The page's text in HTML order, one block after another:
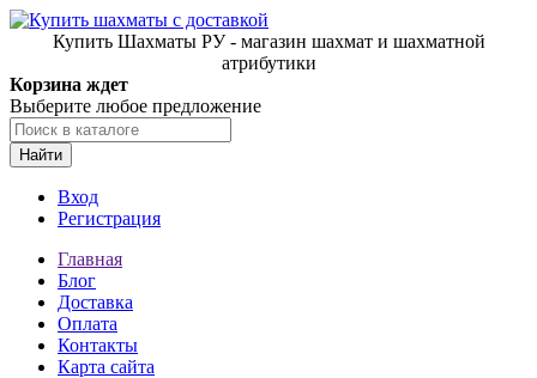
Купить Шахматы РУ - магазин шахмат и шахматной
атрибутики
Корзина ждет
Выберите любое предложение
Найти
Вход
Регистрация
Главная
Блог
Доставка
Оплата
Контакты
Карта сайта